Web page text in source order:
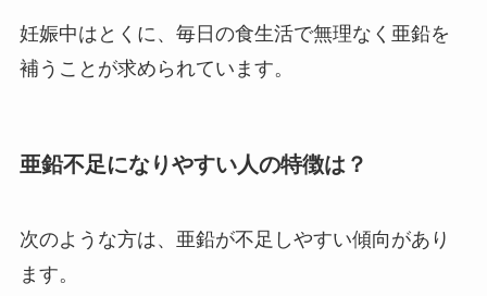
妊娠中はとくに、毎日の食生活で無理なく亜鉛を
補うことが求められています。
亜鉛不足になりやすい人の特徴は？
次のような方は、亜鉛が不足しやすい傾向があり
ます。